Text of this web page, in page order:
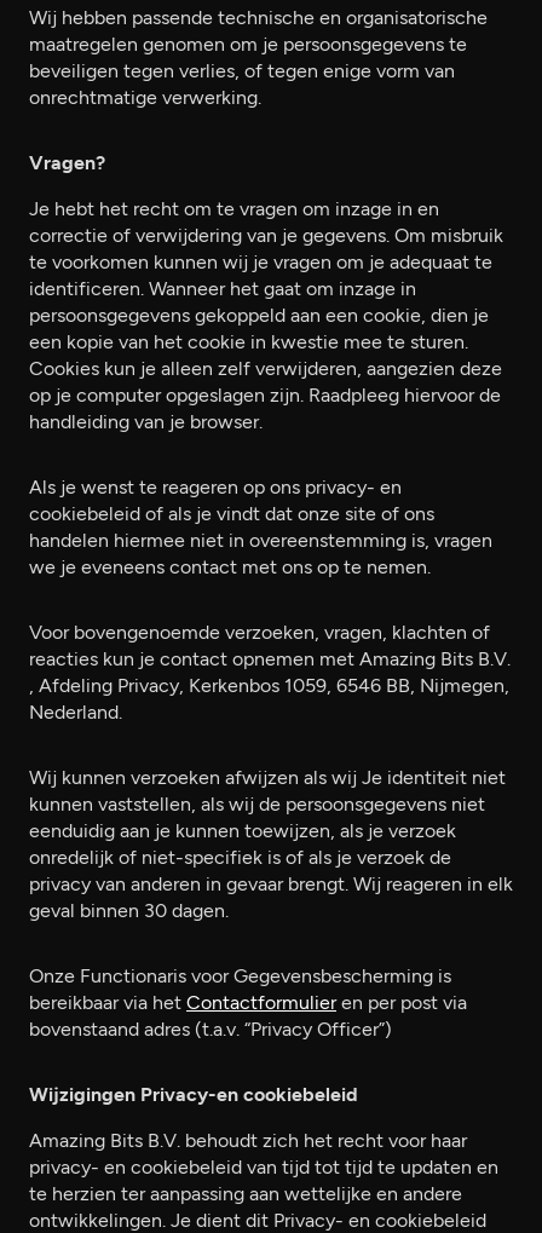
Wij hebben passende technische en organisatorische
maatregelen genomen om je persoonsgegevens te
beveiligen tegen verlies, of tegen enige vorm van
onrechtmatige verwerking.
Vragen?
Je hebt het recht om te vragen om inzage in en
correctie of verwijdering van je gegevens. Om misbruik
te voorkomen kunnen wij je vragen om je adequaat te
identificeren. Wanneer het gaat om inzage in
persoonsgegevens gekoppeld aan een cookie, dien je
een kopie van het cookie in kwestie mee te sturen.
Cookies kun je alleen zelf verwijderen, aangezien deze
op je computer opgeslagen zijn. Raadpleeg hiervoor de
handleiding van je browser.
Als je wenst te reageren op ons privacy- en
cookiebeleid of als je vindt dat onze site of ons
handelen hiermee niet in overeenstemming is, vragen
we je eveneens contact met ons op te nemen.
Voor bovengenoemde verzoeken, vragen, klachten of
reacties kun je contact opnemen met Amazing Bits B.V.
, Afdeling Privacy, Kerkenbos 1059, 6546 BB, Nijmegen,
Nederland.
Wij kunnen verzoeken afwijzen als wij Je identiteit niet
kunnen vaststellen, als wij de persoonsgegevens niet
eenduidig aan je kunnen toewijzen, als je verzoek
onredelijk of niet-specifiek is of als je verzoek de
privacy van anderen in gevaar brengt. Wij reageren in elk
geval binnen 30 dagen.
Onze Functionaris voor Gegevensbescherming is
bereikbaar via het Contactformulieren per post via
bovenstaand adres (t.a.v. “Privacy Officer”)
Wijzigingen Privacy-en cookiebeleid
Amazing Bits B.V. behoudt zich het recht voor haar
privacy- en cookiebeleid van tijd tot tijd te updaten en
te herzien ter aanpassing aan wettelijke en andere
ontwikkelingen. Je dient dit Privacy- en cookiebeleid